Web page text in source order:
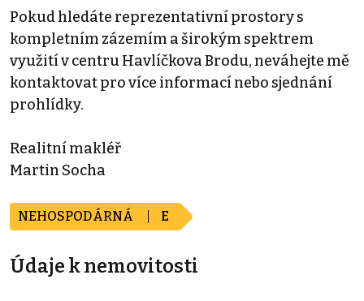
Pokud hledáte reprezentativní prostory s
kompletním zázemím a širokým spektrem
využití v centru Havlíčkova Brodu, neváhejte mě
kontaktovat pro více informací nebo sjednání
prohlídky.
Realitní makléř
Martin Socha
NEHOSPODÁRNÁ E
Údaje k nemovitosti